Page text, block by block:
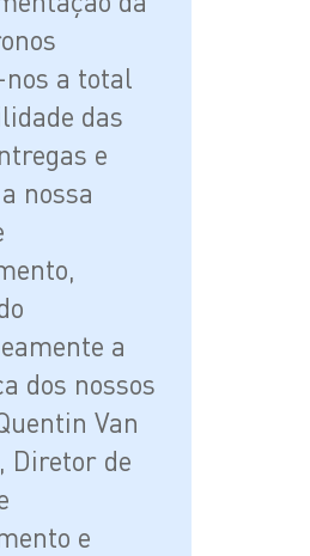
a total
das
e
nossa
a
dos nossos
Van
Diretor de
e